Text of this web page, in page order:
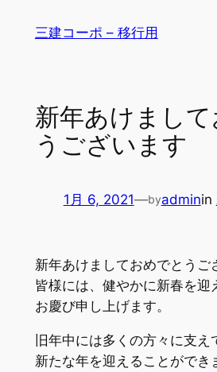
三建コーポ – 移行用
新年あけまして
うございます
1月 6, 2021—byadminin
新年あけましておめでとうご
皆様には、健やかに新春を迎
お慶び申し上げます。
旧年中には多くの方々に支
新たな年を迎えることができ